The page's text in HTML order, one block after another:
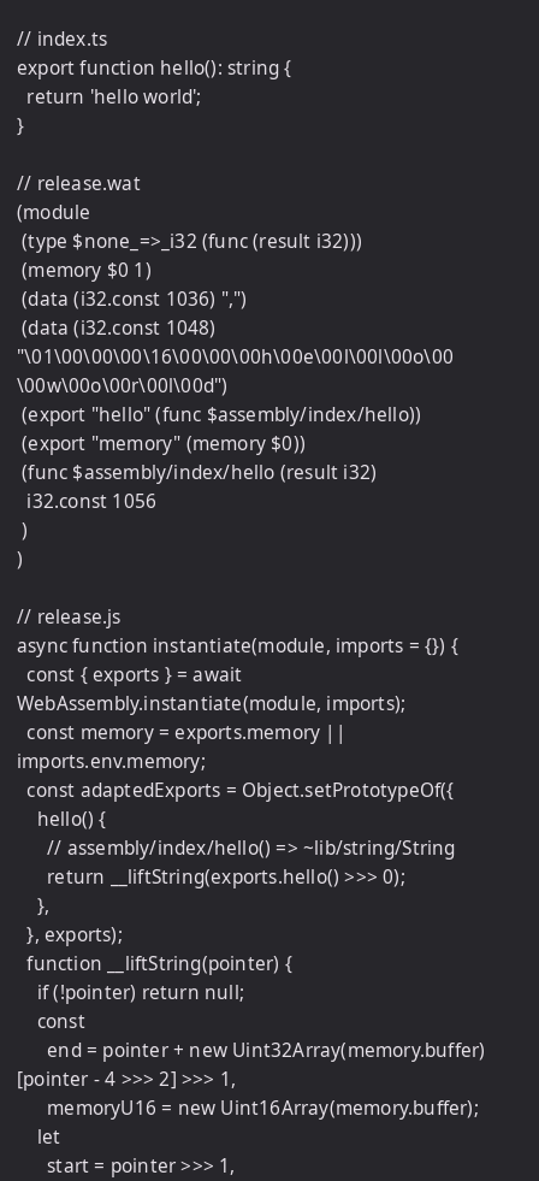
// index.ts
export function hello(): string {
}
// release.wat
(module
(type $none_=>_i32 (func (result i32)))
(memory $0 1)
(data (i32.const 1036) ",")
(data (i32.const 1048)
"\01\00\00\00\16\00\00\00h\00e\00l\00l\00o\00
\00w\00o\00r\00l\00d")
(export "hello" (func $assembly/index/hello))
(export "memory" (memory $0))
(func $assembly/index/hello (result i32)
)
)
// release.js
async function instantiate(module, imports = {}) {
  const { exports } = await
WebAssembly.instantiate(module, imports);
  const memory = exports.memory ||
imports.env.memory;
  const adaptedExports = Object.setPrototypeOf({
      // assembly/index/hello() => ~lib/string/String
  }, exports);
  function __liftString(pointer) {
      end = pointer + new Uint32Array(memory.buffer)
[pointer - 4 >>> 2] >>> 1,
      start = pointer >>> 1,